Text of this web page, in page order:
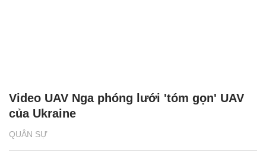
QUÂN SỰ
Video UAV Nga phóng lưới 'tóm gọn' UAV
của Ukraine